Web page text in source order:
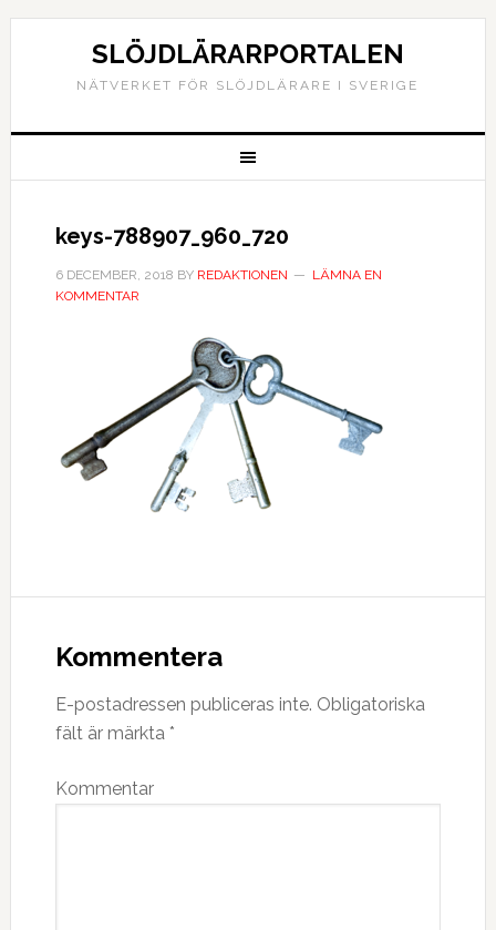
SLÖJDLÄRARPORTALEN
NÄTVERKET FÖR SLÖJDLÄRARE I SVERIGE
keys-788907_960_720
6 DECEMBER, 2018 BY REDAKTIONEN
LÄMNA EN
KOMMENTAR
Kommentera
E-postadressen publiceras inte. Obligatoriska
fält är märkta *
Kommentar